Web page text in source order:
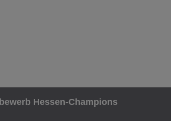
Hessen-Champions